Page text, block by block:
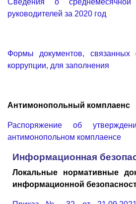
Сведения о среднемесячной
руководителей за 2020 год
Формы документов, связанных
коррупции, для заполнения
Антимонопольный комплаенс
Распоряжение об
антимонопольном комплаенсе
Информационная
Локальные нормативные
информационной